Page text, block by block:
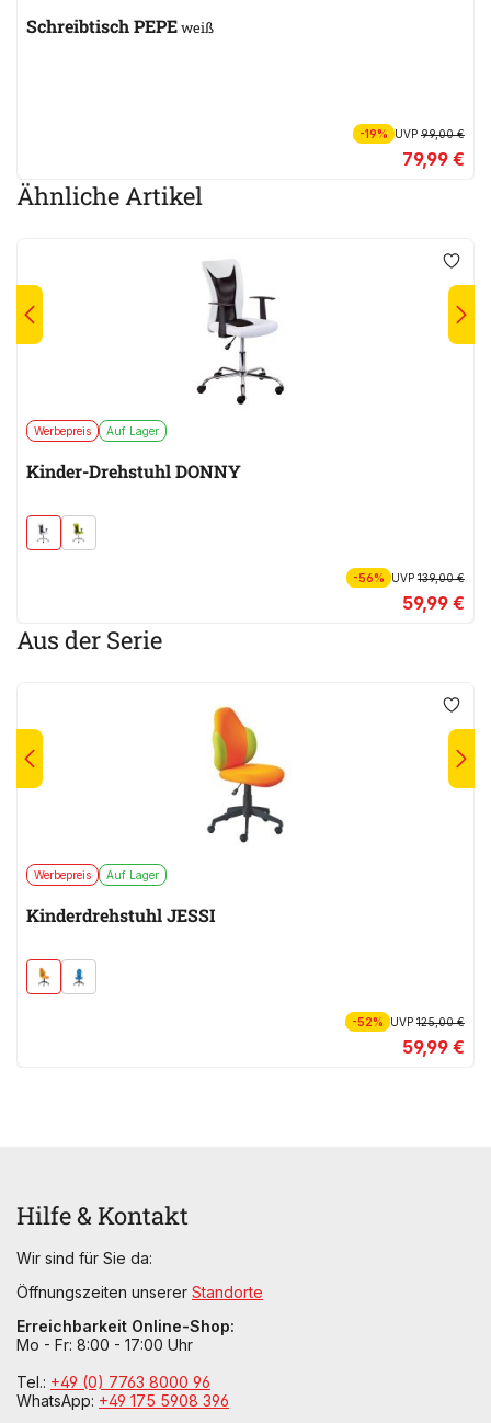
Schreibtisch PEPEweiß
-19% UVP99,00 €
79,99 €
Ähnliche Artikel
Werbepreis Auf Lager
Kinder-Drehstuhl DONNY
-56% UVP139,00 €
59,99 €
Aus der Serie
Werbepreis Auf Lager
Kinderdrehstuhl JESSI
-52% UVP125,00 €
59,99 €
Hilfe & Kontakt
Wir sind für Sie da:
Öffnungszeiten unserer Standorte
Erreichbarkeit Online-Shop:
Mo - Fr: 8:00 - 17:00 Uhr
Tel.: +49 (0) 7763 8000 96
WhatsApp: +49 175 5908 396